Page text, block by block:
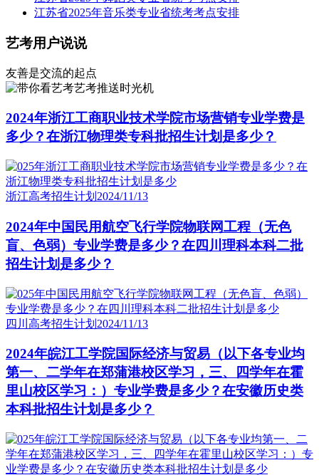
江苏省2025年音乐类专业省统考考点安排
艺考用户说说
友善是交流的起点
艺考推送时光机
2024年浙江工商职业技术学院市场营销专业学费是
多少？在浙江物理类专科批招生计划是多少？
浙江高考招生计划 2024/11/13
2024年中国民用航空飞行学院物联网工程（无色
盲、色弱）专业学费是多少？在四川理科本科二批
招生计划是多少？
四川高考招生计划 2024/11/13
2024年皖江工学院国际经济与贸易（以下各专业均
第一、二学年在郑蒲港校区学习，三、四学年在霍
里山校区学习：）专业学费是多少？在安徽历史类
本科批招生计划是多少？